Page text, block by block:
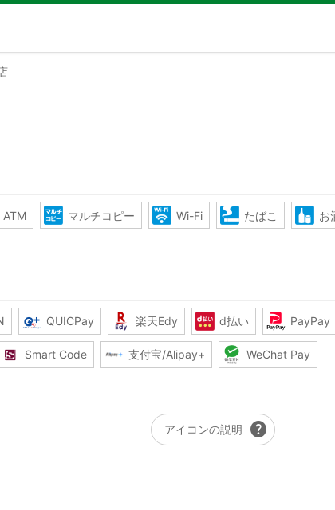
ATM マルチコピー Wi-Fi たばこ お
QUICPay 楽天Edy d払い PayPay
Smart Code 支付宝/Alipay+ WeChat Pay
アイコンの説明 help